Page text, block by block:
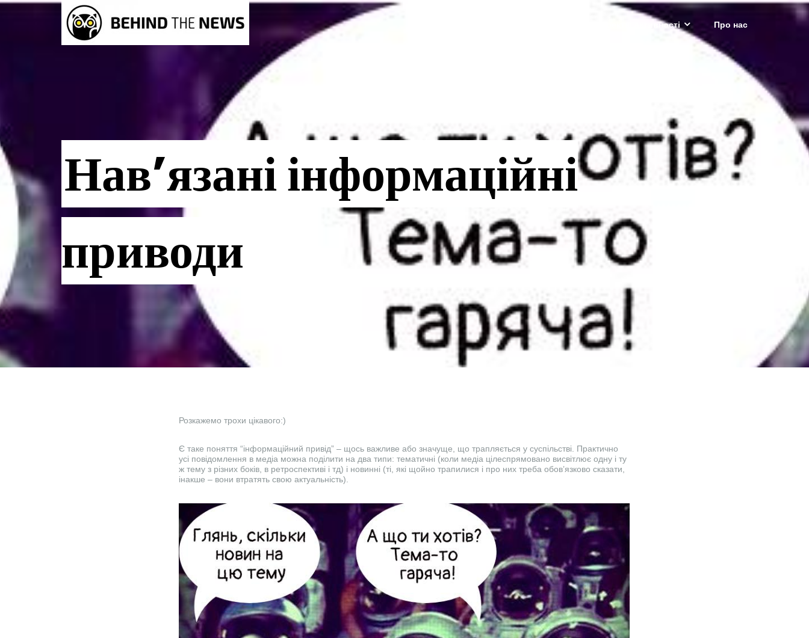
Проектні активності Про нас
Нав’язані інформаційні
приводи
Розкажемо трохи цікавого:)
Є таке поняття “інформаційний привід” – щось важливе або значуще, що трапляється у суспільстві. Практично
усі повідомлення в медіа можна поділити на два типи: тематичні (коли медіа цілеспрямовано висвітлює одну і ту
ж тему з різних боків, в ретроспективі і тд) і новинні (ті, які щойно трапилися і про них треба обов’язково сказати,
інакше – вони втратять свою актуальність).